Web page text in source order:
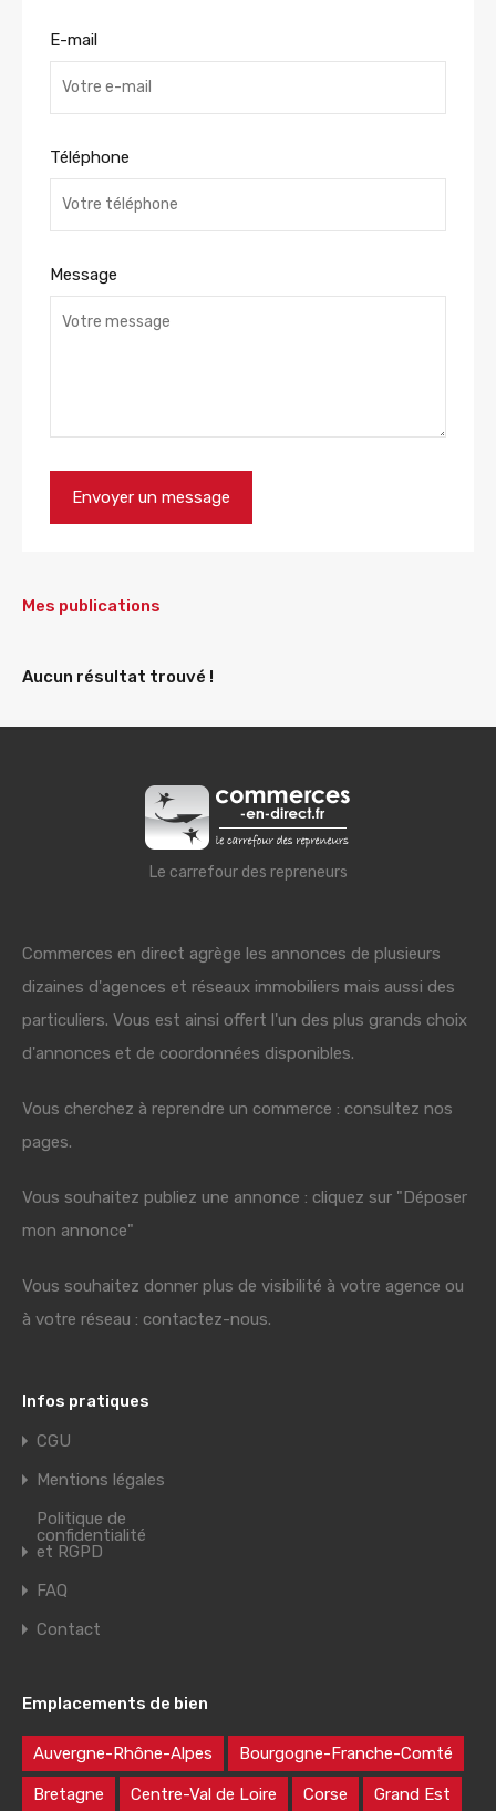
E-mail
Téléphone
Message
Mes publications
Aucun résultat trouvé !
Le carrefour des repreneurs
Commerces en direct agrège les annonces de plusieurs
dizaines d'agences et réseaux immobiliers mais aussi des
particuliers. Vous est ainsi offert l'un des plus grands choix
d'annonces et de coordonnées disponibles.
Vous cherchez à reprendre un commerce : consultez nos
pages.
Vous souhaitez publiez une annonce : cliquez sur "Déposer
mon annonce"
Vous souhaitez donner plus de visibilité à votre agence ou
à votre réseau : contactez-nous.
Infos pratiques
CGU
Mentions légales
Politique de
confidentialité
et RGPD
FAQ
Contact
Emplacements de bien
Auvergne-Rhône-Alpes Bourgogne-Franche-Comté
Bretagne Centre-Val de Loire Corse Grand Est